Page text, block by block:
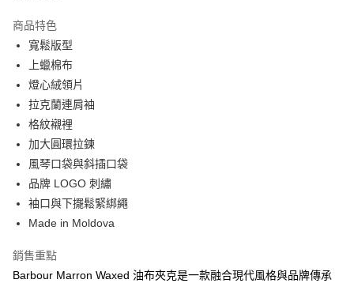
合作金庫商業銀行
華南商業銀行
上海商業儲蓄銀行
國泰世華商業銀行
臺灣中小企業銀行
匯豐（台灣）商業銀行
聯邦商業銀行
元大商業銀行
玉山商業銀行
台新國際商業銀行
台灣樂天信用卡公司
LINE Pay
Apple Pay
街口支付
悠遊付
全盈+PAY
【關於「AFTEE先享後付」】
便利好安心！
ATM付款
商品特色
寬鬆版型
上蠟棉布
燈心絨領片
拉克蘭連肩袖
格紋襯裡
加大圓環拉鍊
風琴口袋與斜插口袋
品牌 LOGO 刺繡
袖口與下擺鬆緊綁繩
Made in Moldova
銷售重點
Barbour Marron Waxed 油布夾克是一款融合現代風格與品牌傳承